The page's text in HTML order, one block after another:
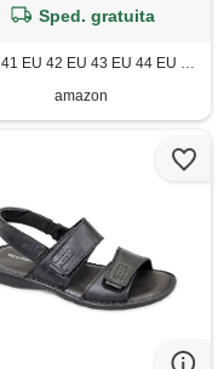
Sped. gratuita
41 EU 42 EU 43 EU 44 EU 46 EU
amazon